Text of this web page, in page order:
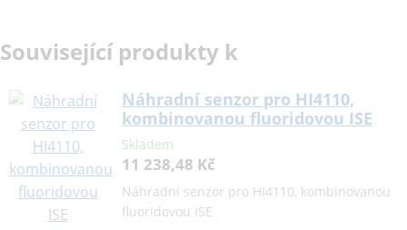
Související produkty k
Náhradní senzor pro HI4110,
kombinovanou fluoridovou ISE
Skladem
11 238,48 Kč
Náhradní senzor pro HI4110, kombinovanou
fluoridovou ISE